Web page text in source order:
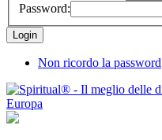
Password:
Non ricordo la password